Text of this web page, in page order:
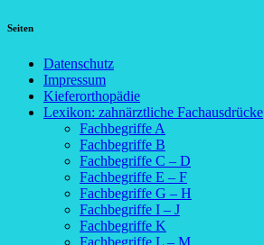
Seiten
Datenschutz
Impressum
Kieferorthopädie
Lexikon: zahnärztliche Fachausdrücke
Fachbegriffe A
Fachbegriffe B
Fachbegriffe C – D
Fachbegriffe E – F
Fachbegriffe G – H
Fachbegriffe I – J
Fachbegriffe K
Fachbegriffe L – M